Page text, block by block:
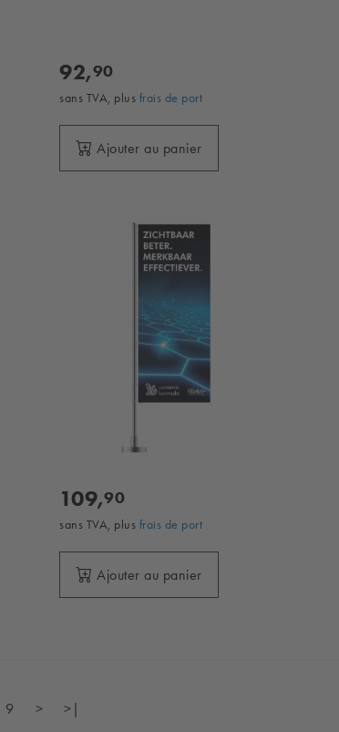
92,90
sans TVA, plus frais de port
Ajouter au panier
109,90
sans TVA, plus frais de port
Ajouter au panier
9 > >|